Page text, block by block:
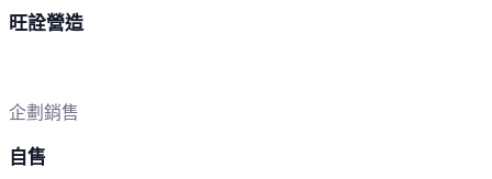
旺詮營造
企劃銷售
自售